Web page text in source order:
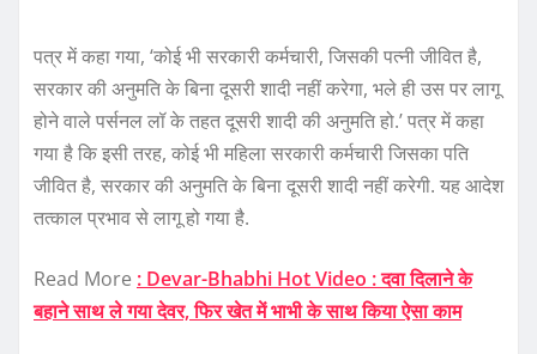
पत्र में कहा गया, ‘कोई भी सरकारी कर्मचारी, जिसकी पत्नी जीवित है,
सरकार की अनुमति के बिना दूसरी शादी नहीं करेगा, भले ही उस पर लागू
होने वाले पर्सनल लॉ के तहत दूसरी शादी की अनुमति हो.’ पत्र में कहा
गया है कि इसी तरह, कोई भी महिला सरकारी कर्मचारी जिसका पति
जीवित है, सरकार की अनुमति के बिना दूसरी शादी नहीं करेगी. यह आदेश
तत्काल प्रभाव से लागू हो गया है.
Read More : Devar-Bhabhi Hot Video : दवा दिलाने के
बहाने साथ ले गया देवर, फिर खेत में भाभी के साथ किया ऐसा काम